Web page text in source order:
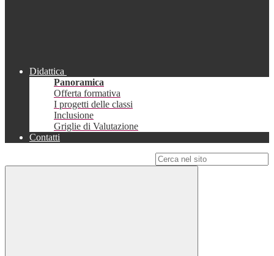
Didattica
Panoramica
Offerta formativa
I progetti delle classi
Inclusione
Griglie di Valutazione
Contatti